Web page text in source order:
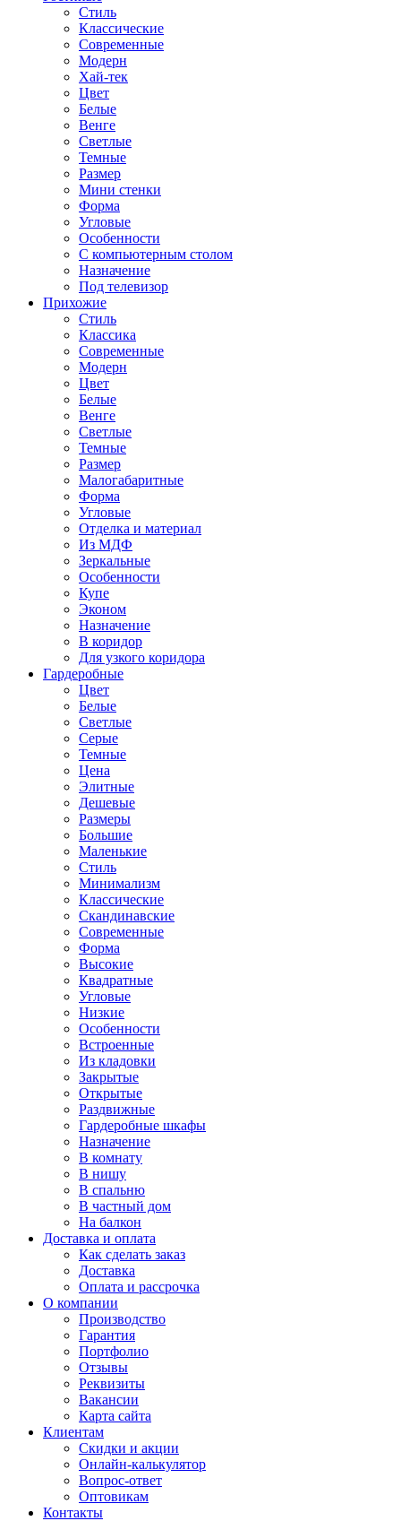
Стиль
Классические
Современные
Модерн
Хай-тек
Цвет
Белые
Венге
Светлые
Темные
Размер
Мини стенки
Форма
Угловые
Особенности
С компьютерным столом
Назначение
Под телевизор
Прихожие
Стиль
Классика
Современные
Модерн
Цвет
Белые
Венге
Светлые
Темные
Размер
Малогабаритные
Форма
Угловые
Отделка и материал
Из МДФ
Зеркальные
Особенности
Купе
Эконом
Назначение
В коридор
Для узкого коридора
Гардеробные
Цвет
Белые
Светлые
Серые
Темные
Цена
Элитные
Дешевые
Размеры
Большие
Маленькие
Стиль
Минимализм
Классические
Скандинавские
Современные
Форма
Высокие
Квадратные
Угловые
Низкие
Особенности
Встроенные
Из кладовки
Закрытые
Открытые
Раздвижные
Гардеробные шкафы
Назначение
В комнату
В нишу
В спальню
В частный дом
На балкон
Доставка и оплата
Как сделать заказ
Доставка
Оплата и рассрочка
О компании
Производство
Гарантия
Портфолио
Отзывы
Реквизиты
Вакансии
Карта сайта
Клиентам
Скидки и акции
Онлайн-калькулятор
Вопрос-ответ
Оптовикам
Контакты